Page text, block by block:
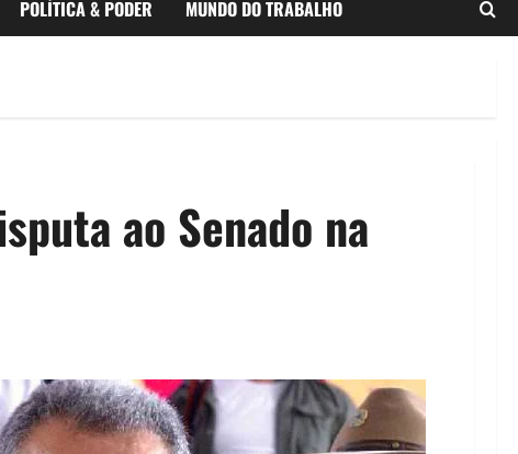
POLÍTICA & PODER MUNDO DO TRABALHO
ao Senado na